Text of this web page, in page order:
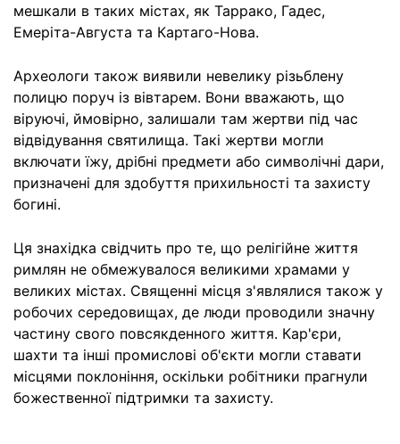
мешкали в таких містах, як Таррако, Гадес,
Емеріта-Августа та Картаго-Нова.
Археологи також виявили невелику різьблену
полицю поруч із вівтарем. Вони вважають, що
віруючі, ймовірно, залишали там жертви під час
відвідування святилища. Такі жертви могли
включати їжу, дрібні предмети або символічні дари,
призначені для здобуття прихильності та захисту
богині.
Ця знахідка свідчить про те, що релігійне життя
римлян не обмежувалося великими храмами у
великих містах. Священні місця з'являлися також у
робочих середовищах, де люди проводили значну
частину свого повсякденного життя. Кар'єри,
шахти та інші промислові об'єкти могли ставати
місцями поклоніння, оскільки робітники прагнули
божественної підтримки та захисту.